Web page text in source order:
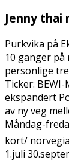
Jenny thai
Purkvika på
10 ganger
personlige
Ticker:
ekspandert
av ny veg
Måndag-
kort/
1.juli